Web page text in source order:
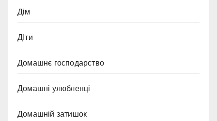
Дім
ДІти
Домашнє господарство
Домашні улюбленці
Домашній затишок